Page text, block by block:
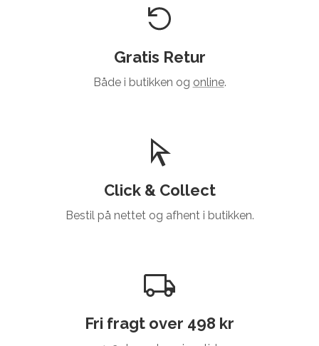
Gratis Retur
Både i butikken og online.
Click & Collect
Bestil på nettet og afhent i butikken.
Fri fragt over 498 kr